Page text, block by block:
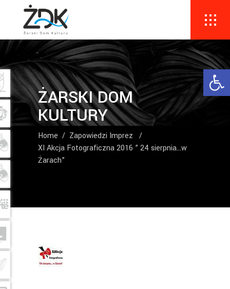
ŻARSKI DOM
KULTURY
Home / Zapowiedzi Imprez
/
XI Akcja Fotograficzna 2016 ” 24 sierpnia…w
Żarach”